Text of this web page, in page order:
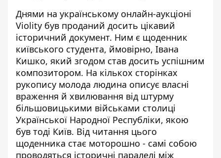
Днями на українському онлайн-аукціоні
Violity був проданий досить цікавий
історичний документ. Ним є щоденник
київського студента, ймовірно, Івана
Кишко, який згодом став досить успішним
композитором. На кількох сторінках
рукопису молода людина описує власні
враження й хвилювання від штурму
більшовицькими військами столиці
Української Народної Республіки, якою
був тоді Київ. Від читання цього
щоденника стає моторошно - самі собою
проводяться історичні паралелі між